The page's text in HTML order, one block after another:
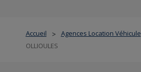
Accueil > Agences Location Véhicule
OLLIOULES